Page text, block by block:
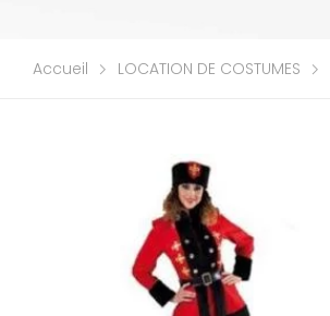
Accueil LOCATION DE COSTUMES